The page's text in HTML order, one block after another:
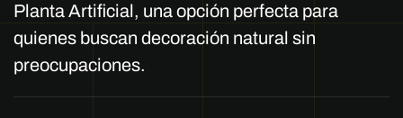
Planta Artificial, una opción perfecta para
quienes buscan decoración natural sin
preocupaciones.